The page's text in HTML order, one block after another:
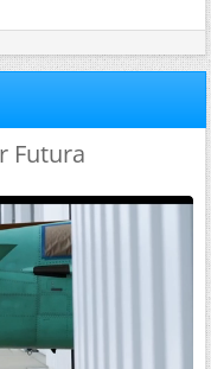
Futura